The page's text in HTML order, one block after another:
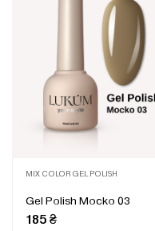
MIX COLOR GEL POLISH
Оцінено
в
0
з
Gel Polish Mocko 03
185₴